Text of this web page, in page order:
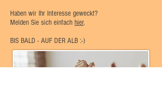
Haben wir Ihr Interesse geweckt?
Melden Sie sich einfach hier.
BIS BALD - AUF DER ALB :-)